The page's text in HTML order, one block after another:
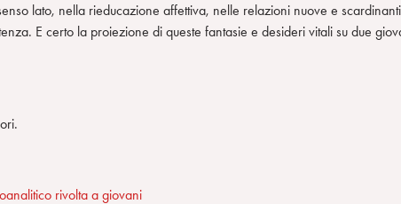
lato, nella rieducazione affettiva, nelle relazioni nuove e
E certo la proiezione di queste fantasie e desideri vitali su due
rivolta a giovani